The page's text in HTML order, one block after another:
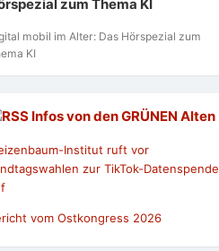
zum Thema KI
mobil im Alter: Das Hörspezial zum
KI
Infos von den GRÜNEN Alten
Institut ruft vor
zur TikTok-Datenspende
vom Ostkongress 2026